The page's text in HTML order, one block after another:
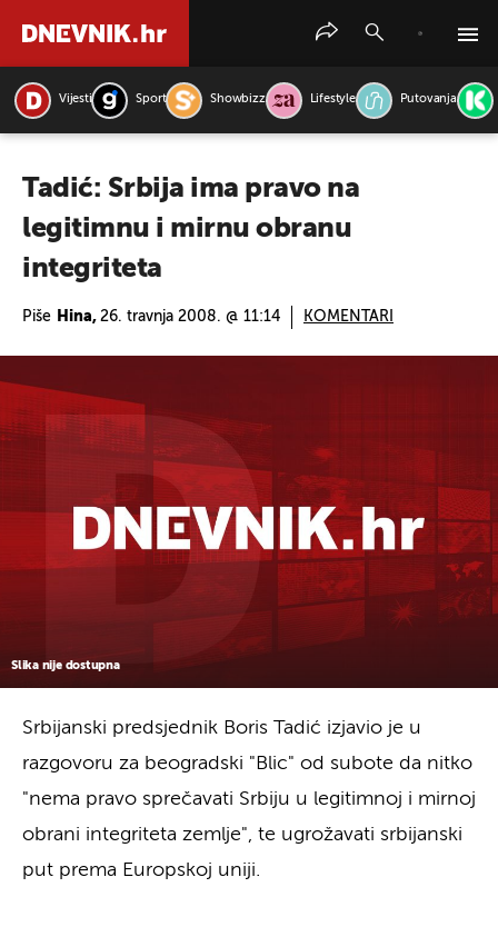
Vijesti Sport Showbizz Lifestyle Putovanja
Tadić: Srbija ima pravo na
legitimnu i mirnu obranu
integriteta
Piše Hina, 26. travnja 2008. @ 11:14 KOMENTARI
Slika nije dostupna
Srbijanski predsjednik Boris Tadić izjavio je u
razgovoru za beogradski "Blic" od subote da nitko
"nema pravo sprečavati Srbiju u legitimnoj i mirnoj
obrani integriteta zemlje", te ugrožavati srbijanski
put prema Europskoj uniji.
PRETRAŽITE VIJESTI